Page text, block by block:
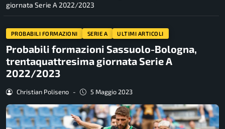
giornata Serie A 2022/2023
PROBABILI FORMAZIONI SERIE A ULTIMI ARTICOLI
Probabili formazioni Sassuolo-Bologna,
trentaquattresima giornata Serie A
2022/2023
Christian Poliseno - 5 Maggio 2023